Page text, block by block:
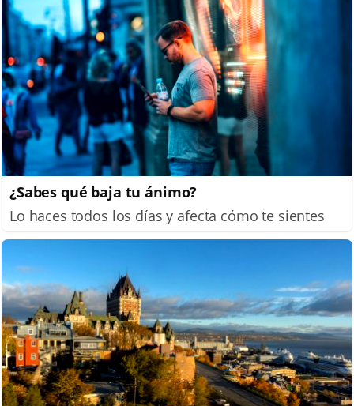
¿Sabes qué baja tu ánimo?
Lo haces todos los días y afecta cómo te sientes